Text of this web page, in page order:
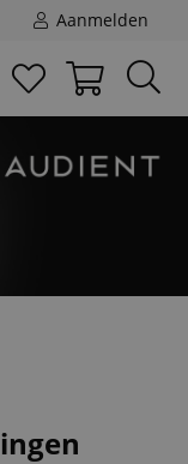
Aanmelden